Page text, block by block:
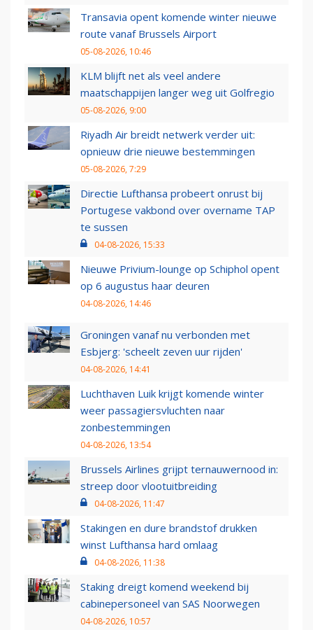
Transavia opent komende winter nieuwe
route vanaf Brussels Airport
05-08-2026, 10:46
KLM blijft net als veel andere
maatschappijen langer weg uit Golfregio
05-08-2026, 9:00
Riyadh Air breidt netwerk verder uit:
opnieuw drie nieuwe bestemmingen
05-08-2026, 7:29
Directie Lufthansa probeert onrust bij
Portugese vakbond over overname TAP
te sussen
04-08-2026, 15:33
Nieuwe Privium-lounge op Schiphol opent
op 6 augustus haar deuren
04-08-2026, 14:46
Groningen vanaf nu verbonden met
Esbjerg: 'scheelt zeven uur rijden'
04-08-2026, 14:41
Luchthaven Luik krijgt komende winter
weer passagiersvluchten naar
zonbestemmingen
04-08-2026, 13:54
Brussels Airlines grijpt ternauwernood in:
streep door vlootuitbreiding
04-08-2026, 11:47
Stakingen en dure brandstof drukken
winst Lufthansa hard omlaag
04-08-2026, 11:38
Staking dreigt komend weekend bij
cabinepersoneel van SAS Noorwegen
04-08-2026, 10:57